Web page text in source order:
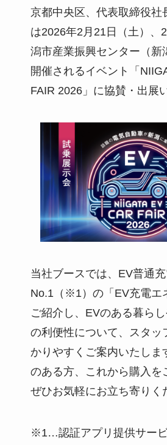
京都中央区、代表取締役社
は2026年2月21日（土）、
潟市産業振興センター（新
開催されるイベント「
FAIR 2026」に協賛・出展
当社ブースでは、EV普通
No.1（※1）の「EV充電エ
ご紹介し、EVのある暮ら
の利便性について、スタッ
かりやすくご案内いたしま
のある方、これから購入を
ぜひお気軽にお立ち寄りく
※1…認証アプリ提供サー